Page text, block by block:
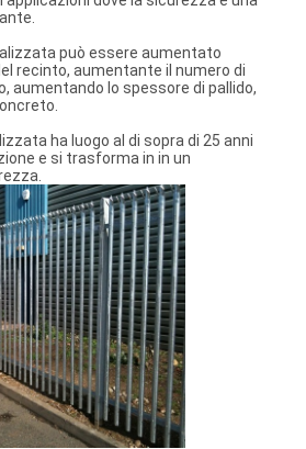
può essere aumentato
recinto, aumentante il numero di
aumentando lo spessore di pallido,
ha luogo al di sopra di 25 anni
e si trasforma in in un